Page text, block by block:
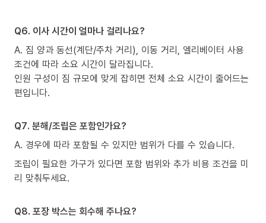
Q6. 이사 시간이 얼마나 걸리나요?
A. 짐 양과 동선(계단/주차 거리), 이동 거리, 엘리베이터 사용
조건에 따라 소요 시간이 달라집니다.
인원 구성이 짐 규모에 맞게 잡히면 전체 소요 시간이 줄어드는
편입니다.
Q7. 분해/조립은 포함인가요?
A. 경우에 따라 포함될 수 있지만 범위가 다를 수 있습니다.
조립이 필요한 가구가 있다면 포함 범위와 추가 비용 조건을 미
리 맞춰두세요.
Q8. 포장 박스는 회수해 주나요?